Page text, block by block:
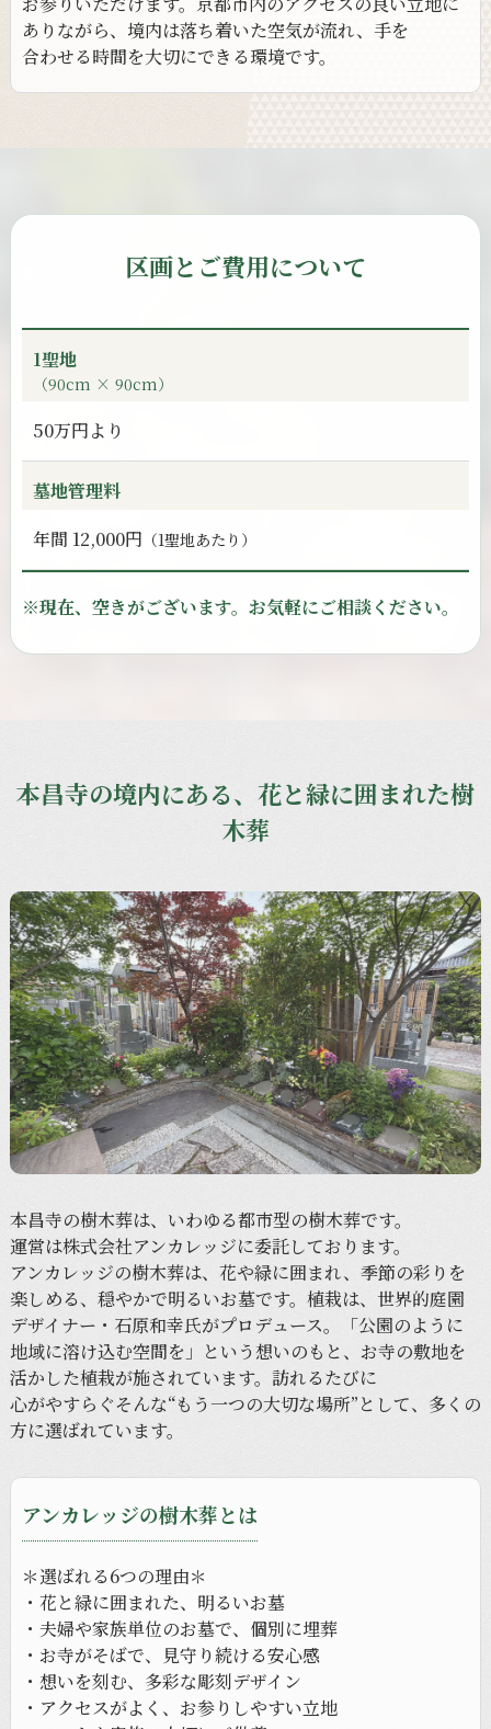
ありながら、 境内は落ち着いた空気が流れ、 手を
合わせる時間を大切にできる環境です。
区画とご費用について
1聖地
（90cm × 90cm）
50万円より
墓地管理料
年間 12,000円 （1聖地あたり）
※現在、 空きがございます。 お気軽にご相談ください。
本昌寺の境内にある、花と緑に囲まれた樹
木葬
本昌寺の樹木葬は、 いわゆる都市型の樹木葬です。
運営は株式会社アンカレッジに委託しております。
アンカレッジの樹木葬は、 花や緑に囲まれ、 季節の彩りを
楽しめる、 穏やかで明るいお墓です。 植栽は、 世界的庭園
デザイナー・石原和幸氏がプロデュース。
「公園のように
地域に溶け込む空間を」という想いのもと、 お寺の敷地を
活かした植栽が施されています。 訪れるたびに
心がやすらぐそんな“もう一つの大切な場所”と して、 多くの
方に選ばれています。
アンカレッジの樹木葬とは
＊選ばれる6つの理由＊
・花と緑に囲まれた、 明るいお墓
・ 夫婦や家族単位のお墓で、 個別に埋葬
・ お寺がそばで、 見守り続ける安心感
・ 想いを刻む、 多彩な彫刻デザイン
・アクセスがよく、 お参りしやすい立地